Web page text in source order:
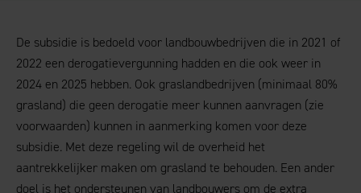
De subsidie is bedoeld voor landbouwbedrijven die in 2021 of
2022 een derogatievergunning hadden en die ook weer in
2024 en 2025 hebben. Ook graslandbedrijven (minimaal 80%
grasland) die geen derogatie meer kunnen aanvragen (zie
voorwaarden) kunnen in aanmerking komen voor deze
subsidie. Met deze regeling wil de overheid het
aantrekkelijker maken om grasland te behouden. Een ander
doel is het ondersteunen van landbouwers om de extra